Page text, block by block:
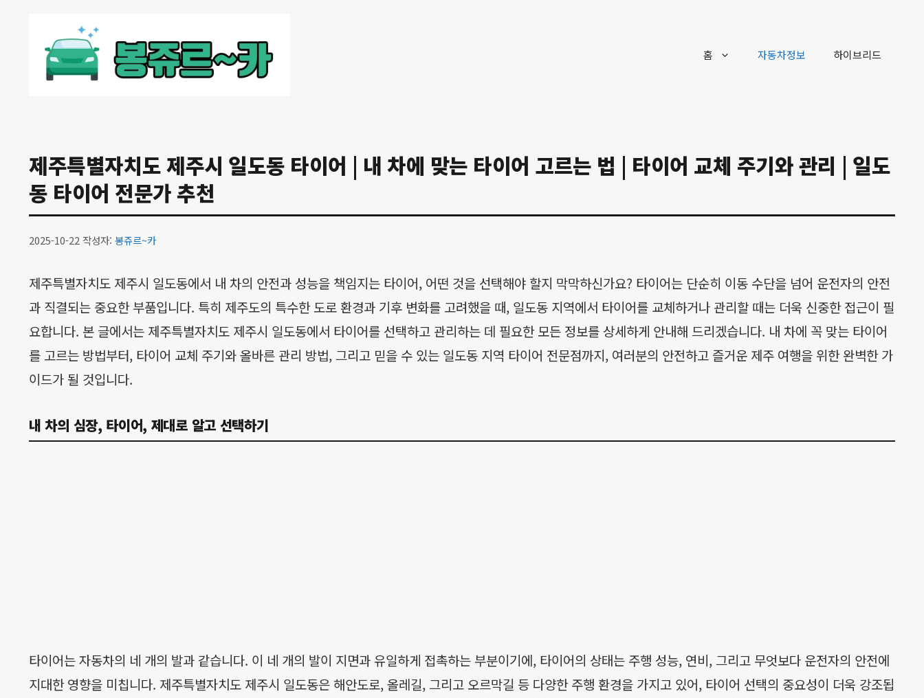
홈 자동차정보 하이브리드
제주특별자치도 제주시 일도동 타이어 | 내 차에 맞는 타이어 고르는 법 | 타이어 교체 주기와 관리 | 일도
동 타이어 전문가 추천
2025-10-22 작성자: 봉쥬르~카
제주특별자치도 제주시 일도동에서 내 차의 안전과 성능을 책임지는 타이어, 어떤 것을 선택해야 할지 막막하신가요? 타이어는 단순히 이동 수단을 넘어 운전자의 안전
과 직결되는 중요한 부품입니다. 특히 제주도의 특수한 도로 환경과 기후 변화를 고려했을 때, 일도동 지역에서 타이어를 교체하거나 관리할 때는 더욱 신중한 접근이 필
요합니다. 본 글에서는 제주특별자치도 제주시 일도동에서 타이어를 선택하고 관리하는 데 필요한 모든 정보를 상세하게 안내해 드리겠습니다. 내 차에 꼭 맞는 타이어
를 고르는 방법부터, 타이어 교체 주기와 올바른 관리 방법, 그리고 믿을 수 있는 일도동 지역 타이어 전문점까지, 여러분의 안전하고 즐거운 제주 여행을 위한 완벽한 가
이드가 될 것입니다.
내 차의 심장, 타이어, 제대로 알고 선택하기
타이어는 자동차의 네 개의 발과 같습니다. 이 네 개의 발이 지면과 유일하게 접촉하는 부분이기에, 타이어의 상태는 주행 성능, 연비, 그리고 무엇보다 운전자의 안전에
지대한 영향을 미칩니다. 제주특별자치도 제주시 일도동은 해안도로, 올레길, 그리고 오르막길 등 다양한 주행 환경을 가지고 있어, 타이어 선택의 중요성이 더욱 강조됩